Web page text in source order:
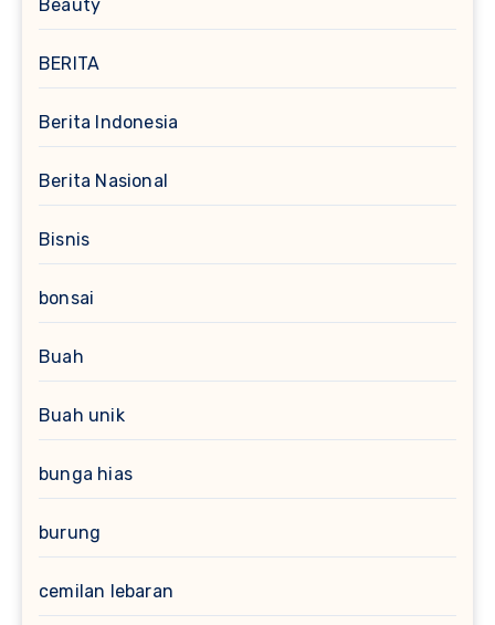
Beauty
BERITA
Berita Indonesia
Berita Nasional
Bisnis
bonsai
Buah
Buah unik
bunga hias
burung
cemilan lebaran